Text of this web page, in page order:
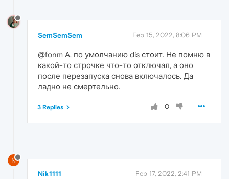
SemSemSem Feb 15, 2022, 8:06 PM
@fonm А, по умолчанию dis стоит. Не помню в
какой-то строчке что-то отключал, а оно
после перезапуска снова включалось. Да
ладно не смертельно.
0
3 Replies
N
Nik1111 Feb 17, 2022, 2:41 PM